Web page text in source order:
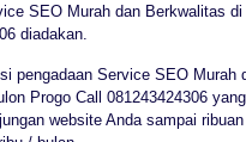
SEO Murah dan Berkwalitas
diadakan.
pengadaan Service SEO Murah
Progo Call 081243424306
website Anda sampai